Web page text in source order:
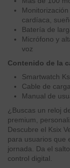
cardíaca,
Batería de
Micrófono y
voz
Contenido de la
Smartwatch
Cable de
Manual de
¿Buscas un reloj
premium,
Descubre el Ksix
para usuarios que
jornada. Da el
control digital.